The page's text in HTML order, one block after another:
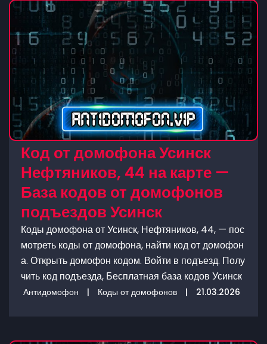
Код от домофона Усинск
Нефтяников, 44 на карте —
База кодов от домофонов
подъездов Усинск
Коды домофона от Усинск, Нефтяников, 44, — пос
мотреть коды от домофона, найти код от домофон
а. Открыть домофон кодом. Войти в подъезд. Полу
чить код подъезда, Бесплатная база кодов Усинск
Антидомофон | Коды от домофонов | 21.03.2026